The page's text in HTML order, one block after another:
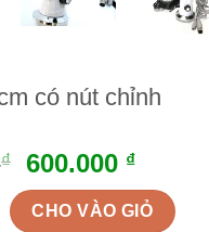
có nút chỉnh
₫ 600.000 ₫
nút chỉnh quantity
CHO VÀO GIỎ